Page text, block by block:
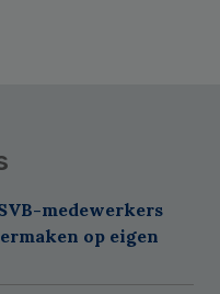
medewerkers
op eigen